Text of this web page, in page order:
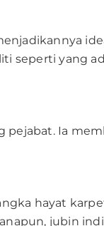
seperti yang
pejabat. Ia
hayat
jubin